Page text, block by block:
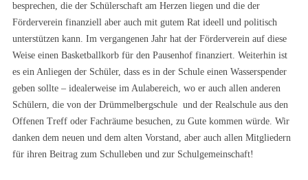
besprechen, die der Schülerschaft am Herzen liegen und die der
Förderverein finanziell aber auch mit gutem Rat ideell und politisch
unterstützen kann. Im vergangenen Jahr hat der Förderverein auf diese
Weise einen Basketballkorb für den Pausenhof finanziert. Weiterhin ist
es ein Anliegen der Schüler, dass es in der Schule einen Wasserspender
geben sollte – idealerweise im Aulabereich, wo er auch allen anderen
Schülern, die von der Drümmelbergschule und der Realschule aus den
Offenen Treff oder Fachräume besuchen, zu Gute kommen würde. Wir
danken dem neuen und dem alten Vorstand, aber auch allen Mitgliedern
für ihren Beitrag zum Schulleben und zur Schulgemeinschaft!